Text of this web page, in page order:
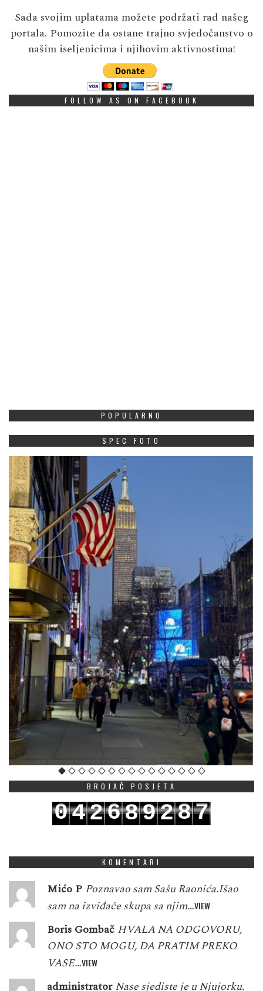
Sada svojim uplatama možete podržati rad našeg
portala. Pomozite da ostane trajno svjedočanstvo o
našim iseljenicima i njihovim aktivnostima!
FOLLOW AS ON FACEBOOK
POPULARNO
SPEC FOTO
BROJAČ POSJETA
042689287
KOMENTARI
Mićo P Poznavao sam Sašu Raonića.Išao
sam na izviđače skupa sa njim…VIEW
Boris Gombač HVALA NA ODGOVORU,
ONO STO MOGU, DA PRATIM PREKO
VASE…VIEW
administrator Nase sjediste je u Njujorku.